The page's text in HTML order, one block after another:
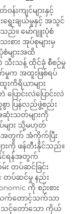
းကျင်များနှင့်
ရွေးချယ်မှုနှင့် အသွင်
ည်။ မော်ဂျူးပုံစံ
းစား အုပ်စုများမှ
များအထိ
းသန့် ထိုင်ခုံ စီစဉ်မှု
မှုက အထူးဖြစ်ရပ်
းကိရိယာများ
ောင်းလဲပြောင်းလဲ
ပြန်လည်ဖွဲ့စည်း
ဆုံးသတ်များကို
ျား သို့မဟုတ်
န်အတွက် အံကိုက်ပြီး
ားကို ဖန်တီးနိုင်သည်။
နိုင်ရန်အတွက်
တပ်ဆင်ခြင်း
တပ်ဆင်မှု နည်း
ကို စဉ်းစား
း သက်တောင့်သက်သာ
သင့်တော်သော ကိုယ်